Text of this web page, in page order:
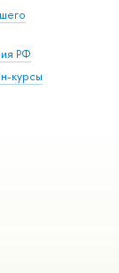
РФ
курсы